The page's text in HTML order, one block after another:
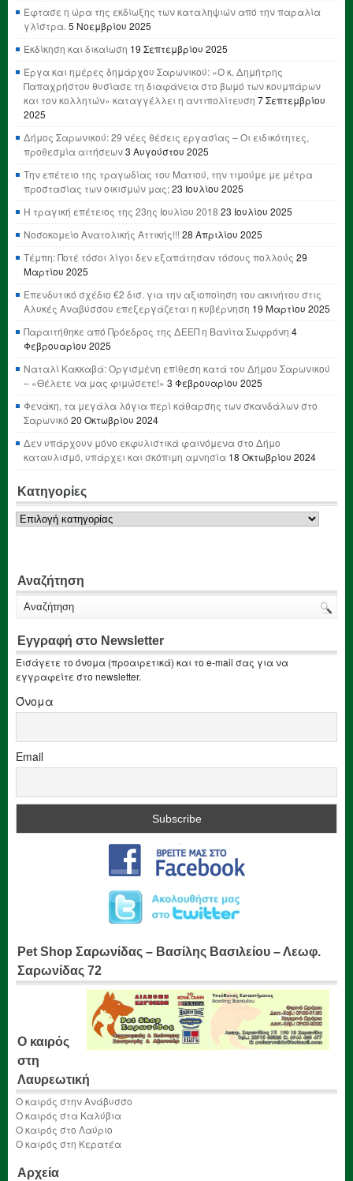
Έφτασε η ώρα της εκδίωξης των καταληψιών από την παραλία
γλίστρα. 5 Νοεμβρίου 2025
Εκδίκηση και δικαίωση 19 Σεπτεμβρίου 2025
Έργα και ημέρες δημάρχου Σαρωνικού: «Ο κ. Δημήτρης
Παπαχρήστου θυσίασε τη διαφάνεια στο βωμό των κουμπάρων
και τον κολλητών» καταγγέλλει η αντιπολίτευση 7 Σεπτεμβρίου
2025
Δήμος Σαρωνικού: 29 νέες θέσεις εργασίας – Οι ειδικότητες,
προθεσμία αιτήσεων3 Αυγούστου 2025
Την επέτειο της τραγωδίας του Ματιού, την τιμούμε με μέτρα
προστασίας των οικισμών μας;23 Ιουλίου 2025
Η τραγική επέτειος της 23ης Ιουλίου 2018 23 Ιουλίου 2025
Νοσοκομείο Ανατολικής Αττικής!!! 28 Απριλίου 2025
Τέμπη: Ποτέ τόσοι λίγοι δεν εξαπάτησαν τόσους πολλούς 29
Μαρτίου 2025
Επενδυτικό σχέδιο €2 δισ. για την αξιοποίηση του ακινήτου στις
Αλυκές Αναβύσσου επεξεργάζεται η κυβέρνηση 19 Μαρτίου 2025
Παραιτήθηκε από Πρόεδρος της ΔΕΕΠ η Βανίτα Σωφρόνη 4
Φεβρουαρίου 2025
Ναταλί Κακκαβά: Οργισμένη επίθεση κατά του Δήμου Σαρωνικού
– «Θέλετε να μας φιμώσετε!» 3 Φεβρουαρίου 2025
Φενάκη, τα μεγάλα λόγια περί κάθαρσης των σκανδάλων στο
Σαρωνικό 20 Οκτωβρίου 2024
Δεν υπάρχουν μόνο εκφυλιστικά φαινόμενα στο Δήμο
καταυλισμό, υπάρχει και σκόπιμη αμνησία 18 Οκτωβρίου 2024
Κατηγορίες
Κατηγορίες
Αναζήτηση
Εγγραφή στο Newsletter
Εισάγετε το όνομα (προαιρετικά) και το e-mail σας για να
εγγραφείτε στο newsletter.
Όνομα
Email
Pet Shop Σαρωνίδας – Βασίλης Βασιλείου – Λεωφ.
Σαρωνίδας 72
Ο καιρός
στη
Λαυρεωτική
Ο καιρός στην Ανάβυσσο
Ο καιρός στα Καλύβια
Ο καιρός στο Λαύριο
Ο καιρός στη Κερατέα
Αρχεία